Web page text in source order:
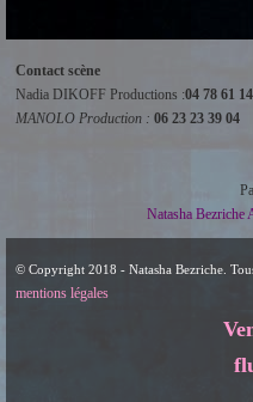
Contact scène
Nadia DIKOFF Productions :04 78 61
MANOLO Production : 06 23 23 39 04
Natasha Bezriche
© Copyright 2018 - Natasha Bezriche.
mentions légales